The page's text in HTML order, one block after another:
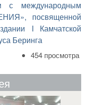
с международным
посвященной
I Камчатской
Беринга
454 просмотра